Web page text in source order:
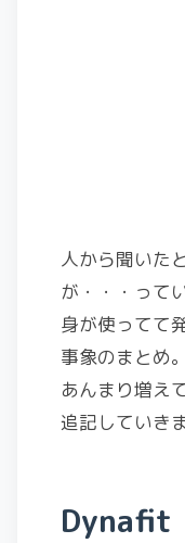
人から聞いた
が・・・って
身が使ってて
事象のまとめ。
あんまり増え
追記していきま
Dynafit